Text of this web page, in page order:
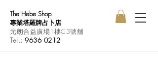
The Hebe Shop
專業塔羅牌占卜店
元朗合益廣場1樓C3號舖
Tel.:9636 0212